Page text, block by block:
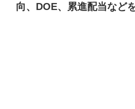
向、DOE、累進配当など